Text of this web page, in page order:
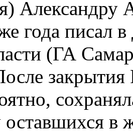
года писал
(ГА
закрытия
оставшихся